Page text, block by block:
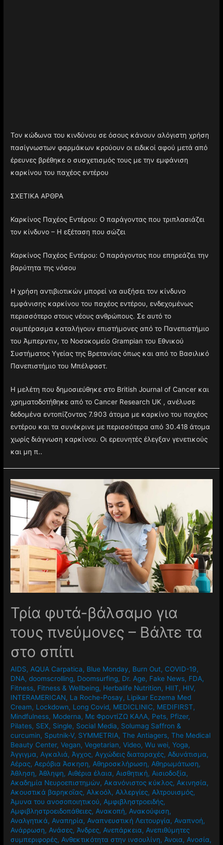
Τον κώδωνα του κινδύνου σε όσους κάνουν αλόγιστη χρήση
πασίγνωστων φαρμάκων κρούουν οι ειδικοί αφού μετά από
έρευνες βρέθηκε ο συσχετισμός τους με την εμφάνιση
Καρκίνος Παχέος Εντέρου: Ο παράγοντας που τριπλασιάζει
Καρκίνος Παχέος Εντέρου: Ο παράγοντας που επηρεάζει την
Η χρήση αντιβιοτικών μπορεί να αυξήσει τον κίνδυνο
εμφάνισης καρκίνου του παχέος εντέρου, ενδεχομένως
περισσότερο στους νέους ανθρώπους. Σε αυτό το
συμπέρασμα καταλήγουν επιστήμονες από το Πανεπιστήμιο
του Άμπερντιν, το Νοσοκομείο Grampian του Εθνικού
Συστήματος Υγείας της Βρετανίας όπως και από το Βασιλικό
Η μελέτη που δημοσιεύθηκε στο British Journal of Cancer και
χρηματοδοτήθηκε από το Cancer Research UK , ανέλυσε
δεδομένα εντοπίζοντας 7.903 άτομα με καρκίνο του παχέος
εντέρου και τα συνέκρινε με περισσότερα από 30.418 άτομα
χωρίς διάγνωση καρκίνου. Οι ερευνητές έλεγξαν γενετικούς
Τρία φυτά-βάλσαμο για
τους πνεύμονες – Βάλτε τα
στο σπίτι
AIDS ,AQUA Carpatica,Blue Monday, Burn Out, COVID-19,
DNA,doomscrolling,Doomsurfing,Dr. Age,Fake News ,FDA
Fitness,Fitness & Wellbeing, Herbalife Nutrition,HIIT,HIV
INTERAMERICAN,La Roche-Posay,Lipikar Eczema Med
Cream,Lockdown,Long Covid, MEDICLINIC,MEDIFIRST
Mindfulness, Moderna,Mε ΦροντίΖΩ ΚΑΛΑ,Pets,Pfizer
Pilates,SEX,Single, Social Media, Solumag Saffron &
curcumin,Sputnik-V,SYMMETRIA, The Antiagers, The Medical
Beauty Center,Vegan,Vegetarian,Video,Wu wei,Yoga,
Άγγιγμα,Αγκαλιά,Άγχος ,Αγχώδεις διαταραχές,Αδυνάτισμα
Αέρας,Αερόβια Άσκηση, Αθηροσκλήρωση, Αθηρωμάτωση
Άθληση,Άθληψη,Αιθέρια έλαια,Αισθητική ,Αισιοδοξία,
Ακαδημία Νευροεπιστημών,Ακανόνιστος κύκλος,Ακινησία
Ακουστικά βαρηκοΐας,Αλκοόλ,Αλλεργίες,Αλτρουισμός
Άμυνα του ανοσοποιητικού,Αμφιβληστροειδής,
Αμφιβληστροειδοπάθειες,Ανακοπή,Ανακούφιση,
Αναλγητικά ,Αναπηρία,Αναπνευστική Λειτουργία,Αναπνοή
Ανάρρωση,Ανάσες,Άνδρες,Ανεπάρκεια,Ανεπιθύμητες